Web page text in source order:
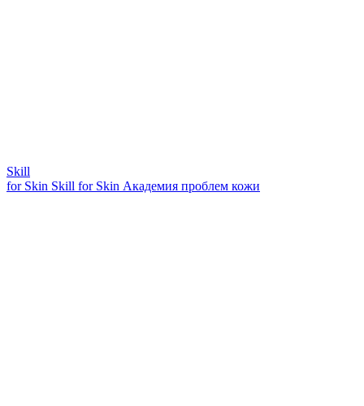
Skill
for Skin Skill for Skin Академия проблем кожи